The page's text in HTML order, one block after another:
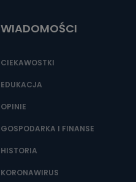
WIADOMOŚCI
CIEKAWOSTKI
EDUKACJA
OPINIE
GOSPODARKA I FINANSE
HISTORIA
KORONAWIRUS